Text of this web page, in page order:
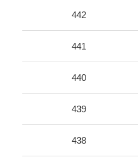
442
441
440
439
438